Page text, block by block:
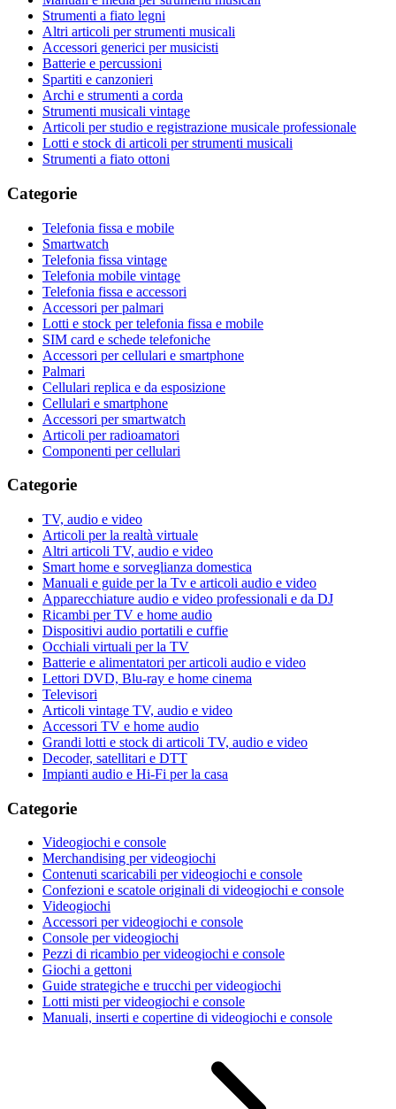
Strumenti a fiato legni
Altri articoli per strumenti musicali
Accessori generici per musicisti
Batterie e percussioni
Spartiti e canzonieri
Archi e strumenti a corda
Strumenti musicali vintage
Articoli per studio e registrazione musicale professionale
Lotti e stock di articoli per strumenti musicali
Strumenti a fiato ottoni
Categorie
Telefonia fissa e mobile
Smartwatch
Telefonia fissa vintage
Telefonia mobile vintage
Telefonia fissa e accessori
Accessori per palmari
Lotti e stock per telefonia fissa e mobile
SIM card e schede telefoniche
Accessori per cellulari e smartphone
Palmari
Cellulari replica e da esposizione
Cellulari e smartphone
Accessori per smartwatch
Articoli per radioamatori
Componenti per cellulari
Categorie
TV, audio e video
Articoli per la realtà virtuale
Altri articoli TV, audio e video
Smart home e sorveglianza domestica
Manuali e guide per la Tv e articoli audio e video
Apparecchiature audio e video professionali e da DJ
Ricambi per TV e home audio
Dispositivi audio portatili e cuffie
Occhiali virtuali per la TV
Batterie e alimentatori per articoli audio e video
Lettori DVD, Blu-ray e home cinema
Televisori
Articoli vintage TV, audio e video
Accessori TV e home audio
Grandi lotti e stock di articoli TV, audio e video
Decoder, satellitari e DTT
Impianti audio e Hi-Fi per la casa
Categorie
Videogiochi e console
Merchandising per videogiochi
Contenuti scaricabili per videogiochi e console
Confezioni e scatole originali di videogiochi e console
Videogiochi
Accessori per videogiochi e console
Console per videogiochi
Pezzi di ricambio per videogiochi e console
Giochi a gettoni
Guide strategiche e trucchi per videogiochi
Lotti misti per videogiochi e console
Manuali, inserti e copertine di videogiochi e console